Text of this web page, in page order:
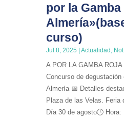
por la Gamba
curso)
Jul 8, 2025 Actualidad ,
A POR LA GAMBA
Concurso de degustación
Almería 📅 Detalles
Plaza de las Velas. Feria
Día 30 de agosto🕒 Hora: